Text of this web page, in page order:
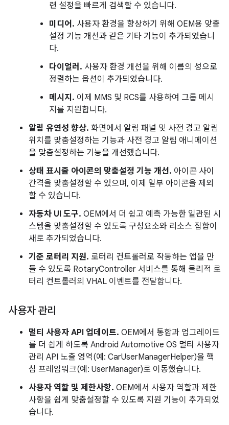
련 설정을 빠르게 검색할 수 있습니다.
미디어. 사용자 환경을 향상하기 위해 OEM용 맞춤
설정 기능 개선과 같은 기타 기능이 추가되었습니
다.
다이얼러. 사용자 환경 개선을 위해 이름의 성으로
정렬하는 옵션이 추가되었습니다.
메시지. 이제 MMS 및 RCS를 사용하여 그룹 메시
지를 지원합니다.
알림 유연성 향상. 화면에서 알림 패널 및 사전 경고 알림
위치를 맞춤설정하는 기능과 사전 경고 알림 애니메이션
을 맞춤설정하는 기능을 개선했습니다.
상태 표시줄 아이콘의 맞춤설정 기능 개선. 아이콘 사이
간격을 맞춤설정할 수 있으며, 이제 일부 아이콘을 제외
할 수 있습니다.
자동차 UI 도구. OEM에서 더 쉽고 예측 가능한 일관된 시
스템을 맞춤설정할 수 있도록 구성요소와 리소스 집합이
새로 추가되었습니다.
기준 로터리 지원. 로터리 컨트롤러로 작동하는 앱을 만
들 수 있도록 RotaryController 서비스를 통해 물리적 로
터리 컨트롤러의 VHAL 이벤트를 전달합니다.
사용자 관리
멀티 사용자 API 업데이트. OEM에서 통합과 업그레이드
를 더 쉽게 하도록 Android Automotive OS 멀티 사용자
관리 API 노출 영역(예: CarUserManagerHelper)을 핵
심 프레임워크(예: UserManager)로 이동했습니다.
사용자 역할 및 제한사항. OEM에서 사용자 역할과 제한
사항을 쉽게 맞춤설정할 수 있도록 지원 기능이 추가되었
습니다.